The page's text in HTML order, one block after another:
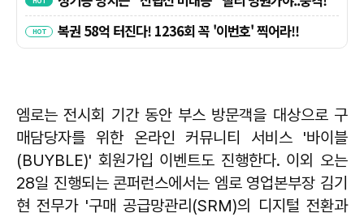
엠로는 전시회 기간 동안 부스 방문객을 대상으로 구
매담당자를 위한 온라인 커뮤니티 서비스 '바이블
(BUYBLE)' 회원가입 이벤트도 진행한다. 이외 오는
28일 진행되는 콘퍼런스에서는 엠로 영업본부장 김기
현 전무가 '구매 공급망관리(SRM)의 디지털 전환과